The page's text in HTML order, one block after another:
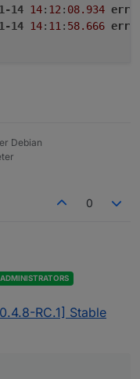
14 14: 12 : 08.934
14 14: 11 : 58.666
Debian
0
01-14
01-14
01-14
01-14
01-14
ADMINISTRATORS
RC.1] Stable